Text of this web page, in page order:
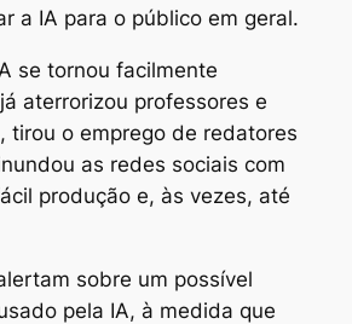
a IA para o público em geral.
se tornou facilmente
aterrorizou professores e
tirou o emprego de redatores
as redes sociais com
produção e, às vezes, até
sobre um possível
pela IA, à medida que